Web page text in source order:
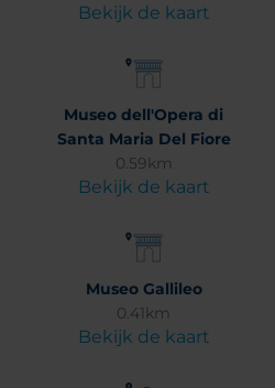
Bekijk de kaart
Museo dell'Opera di
Santa Maria Del Fiore
0.59km
Bekijk de kaart
Museo Gallileo
0.41km
Bekijk de kaart